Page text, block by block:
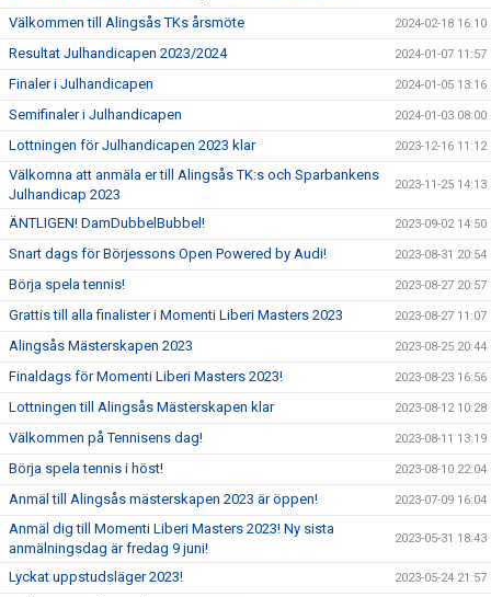
Välkommen till Alingsås TKs årsmöte 2024-02-18 16:10
Resultat Julhandicapen 2023/2024 2024-01-07 11:57
Finaler i Julhandicapen 2024-01-05 13:16
Semifinaler i Julhandicapen 2024-01-03 08:00
Lottningen för Julhandicapen 2023 klar 2023-12-16 11:12
Välkomna att anmäla er till Alingsås TK:s och Sparbankens
Julhandicap 2023
2023-11-25 14:13
ÄNTLIGEN! DamDubbelBubbel! 2023-09-02 14:50
Snart dags för Börjessons Open Powered by Audi! 2023-08-31 20:54
Börja spela tennis! 2023-08-27 20:57
Grattis till alla finalister i Momenti Liberi Masters 2023 2023-08-27 11:07
Alingsås Mästerskapen 2023 2023-08-25 20:44
Finaldags för Momenti Liberi Masters 2023! 2023-08-23 16:56
Lottningen till Alingsås Mästerskapen klar 2023-08-12 10:28
Välkommen på Tennisens dag! 2023-08-11 13:19
Börja spela tennis i höst! 2023-08-10 22:04
Anmäl till Alingsås mästerskapen 2023 är öppen! 2023-07-09 16:04
Anmäl dig till Momenti Liberi Masters 2023! Ny sista
anmälningsdag är fredag 9 juni!
2023-05-31 18:43
Lyckat uppstudsläger 2023! 2023-05-24 21:57